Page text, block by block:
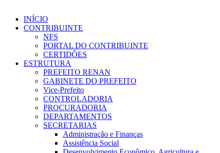
INÍCIO
CONTRIBUINTE
NFS
PORTAL DO CONTRIBUINTE
CERTIDÕES
ESTRUTURA
PREFEITO RENAN
GABINETE DO PREFEITO
Vice-Prefeito
CONTROLADORIA
PROCURADORIA
DEPARTAMENTOS
SECRETARIAS
Administração e Finanças
Assistência Social